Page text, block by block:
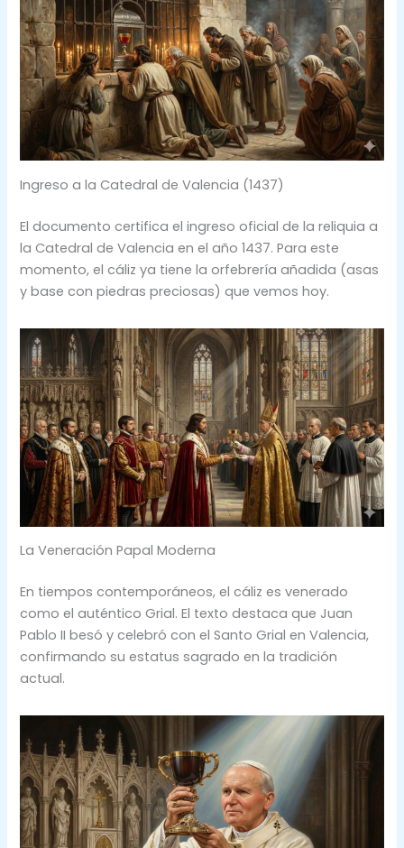
Ingreso a la Catedral de Valencia (1437)
El documento certifica el ingreso oficial de la reliquia a
la Catedral de Valencia en el año 1437. Para este
momento, el cáliz ya tiene la orfebrería añadida (asas
y base con piedras preciosas) que vemos hoy.
La Veneración Papal Moderna
En tiempos contemporáneos, el cáliz es venerado
como el auténtico Grial. El texto destaca que Juan
Pablo II besó y celebró con el Santo Grial en Valencia,
confirmando su estatus sagrado en la tradición
actual.